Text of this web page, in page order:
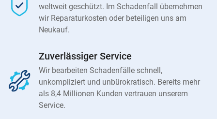
weltweit geschützt. Im Schadenfall übernehmen
wir Reparaturkosten oder beteiligen uns am
Neukauf.
Zuverlässiger Service
Wir bearbeiten Schadenfälle schnell,
unkompliziert und unbürokratisch. Bereits mehr
als 8,4 Millionen Kunden vertrauen unserem
Service.